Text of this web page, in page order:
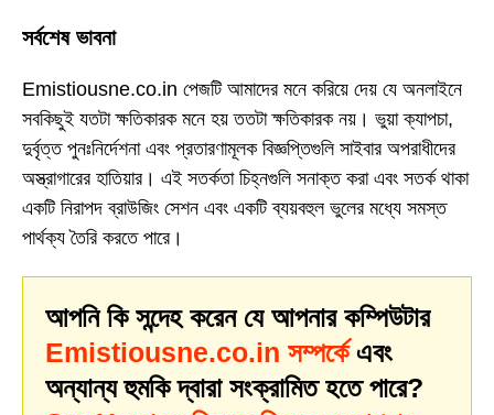
সর্বশেষ ভাবনা
Emistiousne.co.in পেজটি আমাদের মনে করিয়ে দেয় যে অনলাইনে
সবকিছুই যতটা ক্ষতিকারক মনে হয় ততটা ক্ষতিকারক নয়। ভুয়া ক্যাপচা,
দুর্বৃত্ত পুনঃনির্দেশনা এবং প্রতারণামূলক বিজ্ঞপ্তিগুলি সাইবার অপরাধীদের
অস্ত্রাগারের হাতিয়ার। এই সতর্কতা চিহ্নগুলি সনাক্ত করা এবং সতর্ক থাকা
একটি নিরাপদ ব্রাউজিং সেশন এবং একটি ব্যয়বহুল ভুলের মধ্যে সমস্ত
পার্থক্য তৈরি করতে পারে।
আপনি কি সন্দেহ করেন যে আপনার কম্পিউটার
Emistiousne.co.in সম্পর্কেএবং
অন্যান্য হুমকি দ্বারা সংক্রামিত হতে পারে?